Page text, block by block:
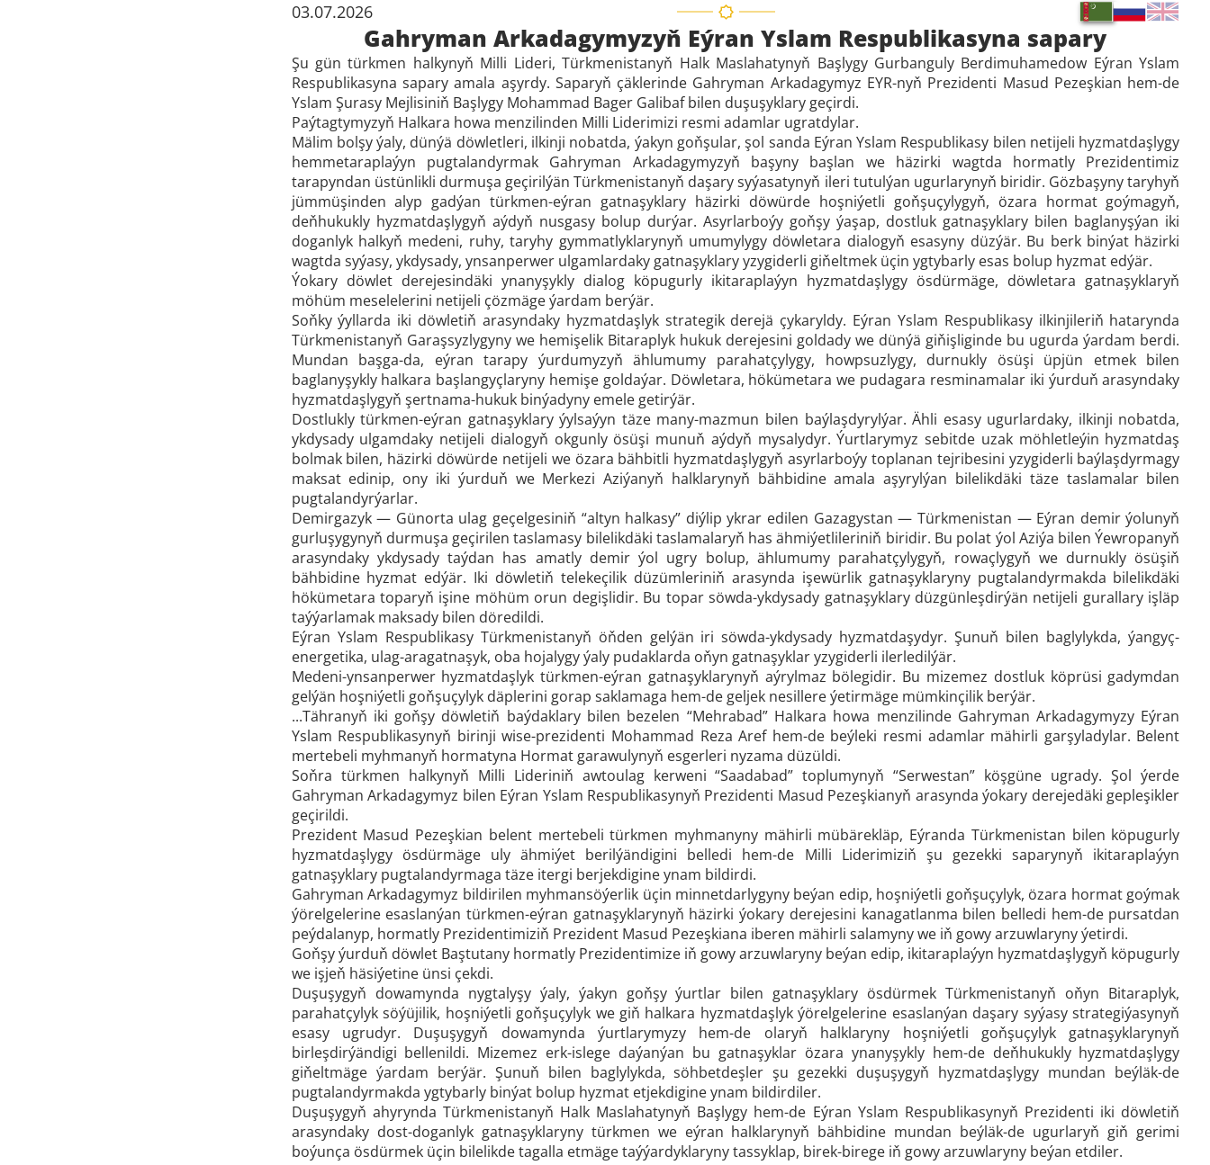
03.07.2026
Gahryman Arkadagymyzyň Eýran Yslam Respublikasyna sapary
Şu gün türkmen halkynyň Milli Lideri, Türkmenistanyň Halk Maslahatynyň Başlygy Gurbanguly Berdimuhamedow Eýran Yslam
Respublikasyna sapary amala aşyrdy. Saparyň çäklerinde Gahryman Arkadagymyz EYR-nyň Prezidenti Masud Pezeşkian hem-de
Yslam Şurasy Mejlisiniň Başlygy Mohammad Bager Galibaf bilen duşuşyklary geçirdi.
Paýtagtymyzyň Halkara howa menzilinden Milli Liderimizi resmi adamlar ugratdylar.
Mälim bolşy ýaly, dünýä döwletleri, ilkinji nobatda, ýakyn goňşular, şol sanda Eýran Yslam Respublikasy bilen netijeli hyzmatdaşlygy
hemmetaraplaýyn pugtalandyrmak Gahryman Arkadagymyzyň başyny başlan we häzirki wagtda hormatly Prezidentimiz
tarapyndan üstünlikli durmuşa geçirilýän Türkmenistanyň daşary syýasatynyň ileri tutulýan ugurlarynyň biridir. Gözbaşyny taryhyň
jümmüşinden alyp gadýan türkmen-eýran gatnaşyklary häzirki döwürde hoşniýetli goňşuçylygyň, özara hormat goýmagyň,
deňhukukly hyzmatdaşlygyň aýdyň nusgasy bolup durýar. Asyrlarboýy goňşy ýaşap, dostluk gatnaşyklary bilen baglanyşýan iki
doganlyk halkyň medeni, ruhy, taryhy gymmatlyklarynyň umumylygy döwletara dialogyň esasyny düzýär. Bu berk binýat häzirki
wagtda syýasy, ykdysady, ynsanperwer ulgamlardaky gatnaşyklary yzygiderli giňeltmek üçin ygtybarly esas bolup hyzmat edýär.
Ýokary döwlet derejesindäki ynanyşykly dialog köpugurly ikitaraplaýyn hyzmatdaşlygy ösdürmäge, döwletara gatnaşyklaryň
möhüm meselelerini netijeli çözmäge ýardam berýär.
Soňky ýyllarda iki döwletiň arasyndaky hyzmatdaşlyk strategik derejä çykaryldy. Eýran Yslam Respublikasy ilkinjileriň hatarynda
Türkmenistanyň Garaşsyzlygyny we hemişelik Bitaraplyk hukuk derejesini goldady we dünýä giňişliginde bu ugurda ýardam berdi.
Mundan başga-da, eýran tarapy ýurdumyzyň ählumumy parahatçylygy, howpsuzlygy, durnukly ösüşi üpjün etmek bilen
baglanyşykly halkara başlangyçlaryny hemişe goldaýar. Döwletara, hökümetara we pudagara resminamalar iki ýurduň arasyndaky
hyzmatdaşlygyň şertnama-hukuk binýadyny emele getirýär.
Dostlukly türkmen-eýran gatnaşyklary ýylsaýyn täze many-mazmun bilen baýlaşdyrylýar. Ähli esasy ugurlardaky, ilkinji nobatda,
ykdysady ulgamdaky netijeli dialogyň okgunly ösüşi munuň aýdyň mysalydyr. Ýurtlarymyz sebitde uzak möhletleýin hyzmatdaş
bolmak bilen, häzirki döwürde netijeli we özara bähbitli hyzmatdaşlygyň asyrlarboýy toplanan tejribesini yzygiderli baýlaşdyrmagy
maksat edinip, ony iki ýurduň we Merkezi Aziýanyň halklarynyň bähbidine amala aşyrylýan bilelikdäki täze taslamalar bilen
pugtalandyrýarlar.
Demirgazyk — Günorta ulag geçelgesiniň “altyn halkasy” diýlip ykrar edilen Gazagystan — Türkmenistan — Eýran demir ýolunyň
gurluşygynyň durmuşa geçirilen taslamasy bilelikdäki taslamalaryň has ähmiýetlileriniň biridir. Bu polat ýol Aziýa bilen Ýewropanyň
arasyndaky ykdysady taýdan has amatly demir ýol ugry bolup, ählumumy parahatçylygyň, rowaçlygyň we durnukly ösüşiň
bähbidine hyzmat edýär. Iki döwletiň telekeçilik düzümleriniň arasynda işewürlik gatnaşyklaryny pugtalandyrmakda bilelikdäki
hökümetara toparyň işine möhüm orun degişlidir. Bu topar söwda-ykdysady gatnaşyklary düzgünleşdirýän netijeli gurallary işläp
taýýarlamak maksady bilen döredildi.
Eýran Yslam Respublikasy Türkmenistanyň öňden gelýän iri söwda-ykdysady hyzmatdaşydyr. Şunuň bilen baglylykda, ýangyç-
energetika, ulag-aragatnaşyk, oba hojalygy ýaly pudaklarda oňyn gatnaşyklar yzygiderli ilerledilýär.
Medeni-ynsanperwer hyzmatdaşlyk türkmen-eýran gatnaşyklarynyň aýrylmaz bölegidir. Bu mizemez dostluk köprüsi gadymdan
gelýän hoşniýetli goňşuçylyk däplerini gorap saklamaga hem-de geljek nesillere ýetirmäge mümkinçilik berýär.
...Tähranyň iki goňşy döwletiň baýdaklary bilen bezelen “Mehrabad” Halkara howa menzilinde Gahryman Arkadagymyzy Eýran
Yslam Respublikasynyň birinji wise-prezidenti Mohammad Reza Aref hem-de beýleki resmi adamlar mähirli garşyladylar. Belent
mertebeli myhmanyň hormatyna Hormat garawulynyň esgerleri nyzama düzüldi.
Soňra türkmen halkynyň Milli Lideriniň awtoulag kerweni “Saadabad” toplumynyň “Serwestan” köşgüne ugrady. Şol ýerde
Gahryman Arkadagymyz bilen Eýran Yslam Respublikasynyň Prezidenti Masud Pezeşkianyň arasynda ýokary derejedäki gepleşikler
geçirildi.
Prezident Masud Pezeşkian belent mertebeli türkmen myhmanyny mähirli mübärekläp, Eýranda Türkmenistan bilen köpugurly
hyzmatdaşlygy ösdürmäge uly ähmiýet berilýändigini belledi hem-de Milli Liderimiziň şu gezekki saparynyň ikitaraplaýyn
gatnaşyklary pugtalandyrmaga täze itergi berjekdigine ynam bildirdi.
Gahryman Arkadagymyz bildirilen myhmansöýerlik üçin minnetdarlygyny beýan edip, hoşniýetli goňşuçylyk, özara hormat goýmak
ýörelgelerine esaslanýan türkmen-eýran gatnaşyklarynyň häzirki ýokary derejesini kanagatlanma bilen belledi hem-de pursatdan
peýdalanyp, hormatly Prezidentimiziň Prezident Masud Pezeşkiana iberen mähirli salamyny we iň gowy arzuwlaryny ýetirdi.
Goňşy ýurduň döwlet Baştutany hormatly Prezidentimize iň gowy arzuwlaryny beýan edip, ikitaraplaýyn hyzmatdaşlygyň köpugurly
we işjeň häsiýetine ünsi çekdi.
Duşuşygyň dowamynda nygtalyşy ýaly, ýakyn goňşy ýurtlar bilen gatnaşyklary ösdürmek Türkmenistanyň oňyn Bitaraplyk,
parahatçylyk söýüjilik, hoşniýetli goňşuçylyk we giň halkara hyzmatdaşlyk ýörelgelerine esaslanýan daşary syýasy strategiýasynyň
esasy ugrudyr. Duşuşygyň dowamynda ýurtlarymyzy hem-de olaryň halklaryny hoşniýetli goňşuçylyk gatnaşyklarynyň
birleşdirýändigi bellenildi. Mizemez erk-islege daýanýan bu gatnaşyklar özara ynanyşykly hem-de deňhukukly hyzmatdaşlygy
giňeltmäge ýardam berýär. Şunuň bilen baglylykda, söhbetdeşler şu gezekki duşuşygyň hyzmatdaşlygy mundan beýläk-de
pugtalandyrmakda ygtybarly binýat bolup hyzmat etjekdigine ynam bildirdiler.
Duşuşygyň ahyrynda Türkmenistanyň Halk Maslahatynyň Başlygy hem-de Eýran Yslam Respublikasynyň Prezidenti iki döwletiň
arasyndaky dost-doganlyk gatnaşyklaryny türkmen we eýran halklarynyň bähbidine mundan beýläk-de ugurlaryň giň gerimi
boýunça ösdürmek üçin bilelikde tagalla etmäge taýýardyklaryny tassyklap, birek-birege iň gowy arzuwlaryny beýan etdiler.